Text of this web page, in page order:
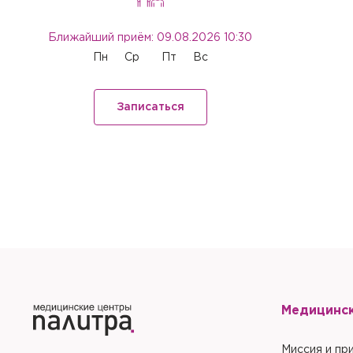
Ближайший приём: 09.08.2026 10:30
Пн Ср Пт Вс
Записаться
Сбросить чекап и
Хорошо
Запомнить меня на
Миссия и